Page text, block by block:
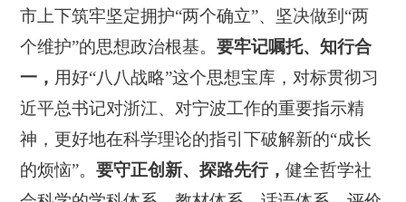
市上下筑牢坚定拥护“两个确立”、坚决做到“两
个维护”的思想政治根基。要牢记嘱托、知行合
一 ， 用好“八八战略”这个思想宝库，对标贯彻习
近平总书记对浙江、对宁波工作的重要指示精
神，更好地在科学理论的指引下破解新的“成长
的烦恼”。要守正创新、探路先行，健全哲学社